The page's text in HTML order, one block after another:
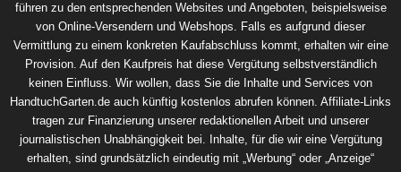
führen zu den entsprechenden Websites und Angeboten, beispielsweise
von Online-Versendern und Webshops. Falls es aufgrund dieser
Vermittlung zu einem konkreten Kaufabschluss kommt, erhalten wir eine
Provision. Auf den Kaufpreis hat diese Vergütung selbstverständlich
keinen Einfluss. Wir wollen, dass Sie die Inhalte und Services von
HandtuchGarten.de auch künftig kostenlos abrufen können. Affiliate-Links
tragen zur Finanzierung unserer redaktionellen Arbeit und unserer
journalistischen Unabhängigkeit bei. Inhalte, für die wir eine Vergütung
erhalten, sind grundsätzlich eindeutig mit „Werbung“ oder „Anzeige“